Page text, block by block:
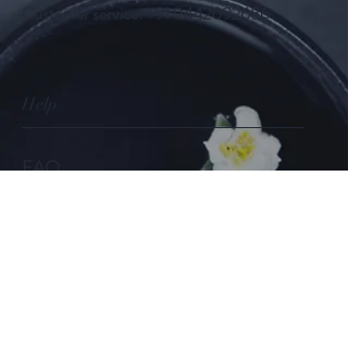
Customer service:+91 9442092686
FAQ